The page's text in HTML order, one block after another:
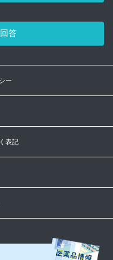
答
ー
表記